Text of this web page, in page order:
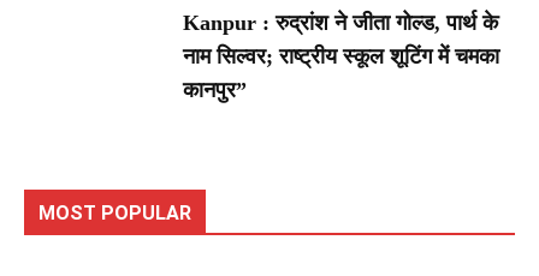
Kanpur : रुद्रांश ने जीता गोल्ड, पार्थ के
नाम सिल्वर; राष्ट्रीय स्कूल शूटिंग में चमका
कानपुर”
MOST POPULAR